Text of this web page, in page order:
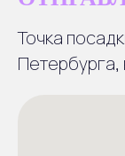
Точка